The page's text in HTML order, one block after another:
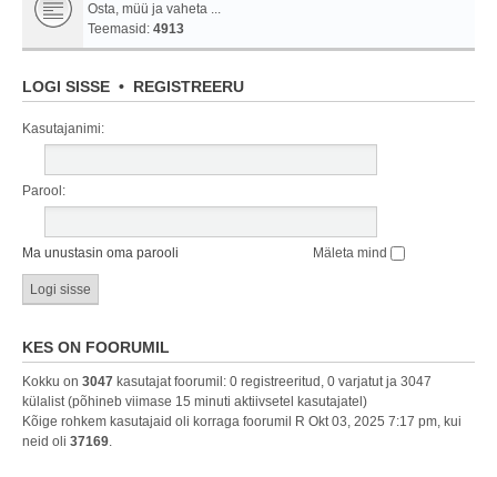
Osta, müü ja vaheta ...
Teemasid: 4913
LOGI SISSE • REGISTREERU
Kasutajanimi:
Parool:
Ma unustasin oma parooli Mäleta mind
KES ON FOORUMIL
Kokku on 3047 kasutajat foorumil: 0 registreeritud, 0 varjatut ja 3047
külalist (põhineb viimase 15 minuti aktiivsetel kasutajatel)
Kõige rohkem kasutajaid oli korraga foorumil R Okt 03, 2025 7:17 pm, kui
neid oli 37169.